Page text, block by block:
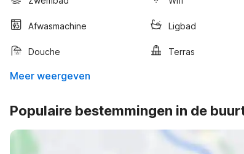
Afwasmachine Ligbad
Douche Terras
Meer weergeven
Populaire bestemmingen in de